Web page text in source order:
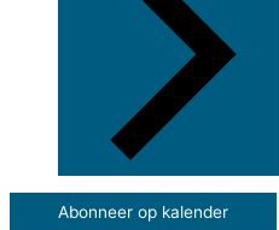
Abonneer op kalender